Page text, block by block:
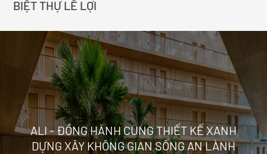
BIỆT THỰ LÊ LỢI
ALI - ĐỒNG HÀNH CÙNG THIẾT KẾ XANH
DỰNG XÂY KHÔNG GIAN SỐNG AN LÀNH